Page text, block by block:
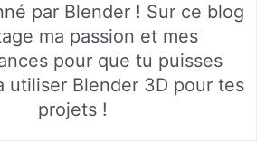
par Blender ! Sur ce blog
ma passion et mes
pour que tu puisses
utiliser Blender 3D pour tes
projets !